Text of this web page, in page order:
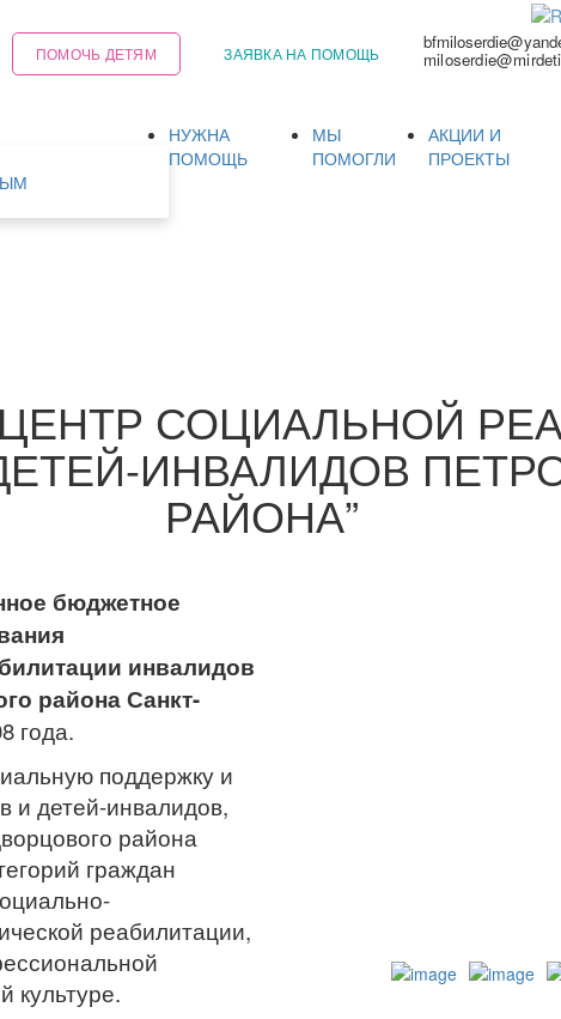
ПОМОЧЬ ДЕТЯМ ЗАЯВКА НА ПОМОЩЬ
НУЖНА
ПОМОЩЬ
МЫ
ПОМОГЛИ
АКЦИИ И
ПРОЕКТЫ
СОЦИАЛЬНОЙ
ИНВАЛИДОВ
РАЙОНА”
бюджетное
инвалидов
района Санкт-
года.
поддержку и
и детей-инвалидов,
района
граждан
реабилитации,
культуре.